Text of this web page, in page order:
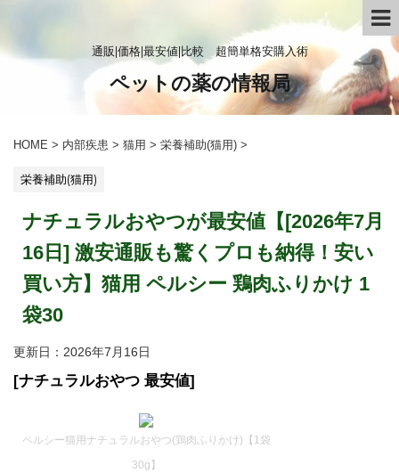
通販|価格|最安値|比較 超簡単格安購入術
ペットの薬の情報局
HOME > 内部疾患 > 猫用 > 栄養補助(猫用) >
栄養補助(猫用)
ナチュラルおやつが最安値【[2026年7月
16日] 激安通販も驚くプロも納得！安い
買い方】猫用 ペルシー 鶏肉ふりかけ 1
袋30
更新日： 2026年7月16日
[ナチュラルおやつ 最安値]
ペルシー猫用ナチュラルおやつ(鶏肉ふりかけ)【1袋
30g】